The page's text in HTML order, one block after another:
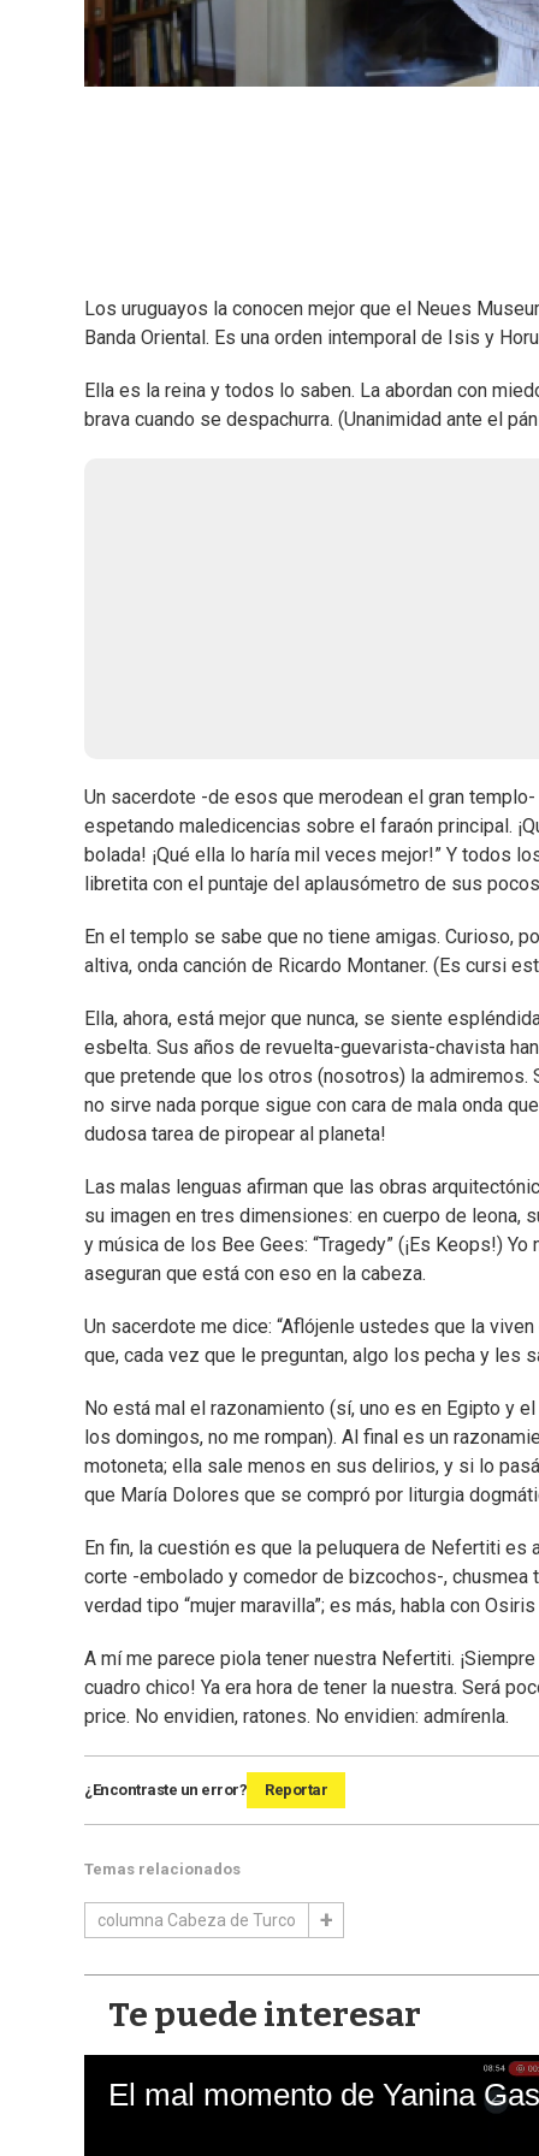
Los uruguayos la conocen mejor que el Neues
Banda Oriental. Es una orden intemporal de Isis y
Ella es la reina y todos lo saben. La abordan con
brava cuando se despachurra. (Unanimidad ante el
Un sacerdote -de esos que merodean el gran
espetando maledicencias sobre el faraón principal.
bolada! ¡Qué ella lo haría mil veces mejor!” Y todos
libretita con el puntaje del aplausómetro de sus
En el templo se sabe que no tiene amigas. Curioso,
altiva, onda canción de Ricardo Montaner. (Es cursi
Ella, ahora, está mejor que nunca, se siente
esbelta. Sus años de revuelta-guevarista-chavista
que pretende que los otros (nosotros) la admiremos.
no sirve nada porque sigue con cara de mala onda
dudosa tarea de piropear al planeta!
Las malas lenguas afirman que las obras
su imagen en tres dimensiones: en cuerpo de leona,
y música de los Bee Gees: “Tragedy” (¡Es Keops!)
aseguran que está con eso en la cabeza.
Un sacerdote me dice: “Aflójenle ustedes que la
que, cada vez que le preguntan, algo los pecha y les
No está mal el razonamiento (sí, uno es en Egipto y
los domingos, no me rompan). Al final es un
motoneta; ella sale menos en sus delirios, y si lo
que María Dolores que se compró por liturgia
En fin, la cuestión es que la peluquera de Nefertiti
corte -embolado y comedor de bizcochos-, chusmea
verdad tipo “mujer maravilla”; es más, habla con
A mí me parece piola tener nuestra Nefertiti.
cuadro chico! Ya era hora de tener la nuestra. Será
price. No envidien, ratones. No envidien: admírenla.
¿Encontraste un error? Reportar
Temas relacionados
columna Cabeza de Turco
Te puede interesar